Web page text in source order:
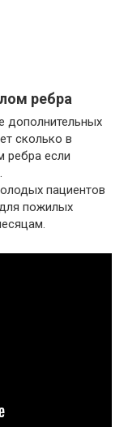
ребра
дополнительных
сколько в
ребра если
пациентов
пожилых